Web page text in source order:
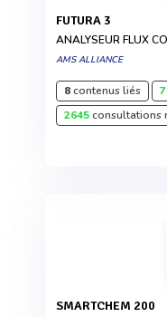
FUTURA 3
ANALYSEUR FLUX
AMS ALLIANCE
8contenus liés 7
2645consultations
SMARTCHEM 200